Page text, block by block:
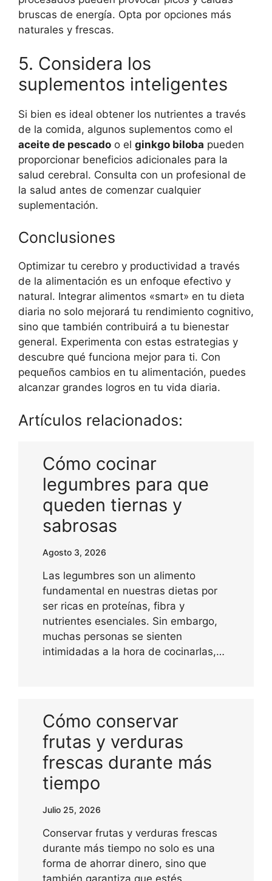
bruscas de energía. Opta por opciones más
naturales y frescas.
5. Considera los
suplementos inteligentes
Si bien es ideal obtener los nutrientes a través
de la comida, algunos suplementos como el
aceite de pescado o el ginkgo biloba pueden
proporcionar beneficios adicionales para la
salud cerebral. Consulta con un profesional de
la salud antes de comenzar cualquier
suplementación.
Conclusiones
Optimizar tu cerebro y productividad a través
de la alimentación es un enfoque efectivo y
natural. Integrar alimentos «smart» en tu dieta
diaria no solo mejorará tu rendimiento cognitivo,
sino que también contribuirá a tu bienestar
general. Experimenta con estas estrategias y
descubre qué funciona mejor para ti. Con
pequeños cambios en tu alimentación, puedes
alcanzar grandes logros en tu vida diaria.
Artículos relacionados:
Cómo cocinar
legumbres para que
queden tiernas y
sabrosas
Agosto 3, 2026
Las legumbres son un alimento
fundamental en nuestras dietas por
ser ricas en proteínas, fibra y
nutrientes esenciales. Sin embargo,
muchas personas se sienten
intimidadas a la hora de cocinarlas,…
Cómo conservar
frutas y verduras
frescas durante más
tiempo
Julio 25, 2026
Conservar frutas y verduras frescas
durante más tiempo no solo es una
forma de ahorrar dinero, sino que
también garantiza que estés